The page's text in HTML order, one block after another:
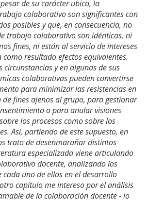
de su carácter ubico, la
colaborativo son significantes con
posibles y que, en consecuencia, no
trabajo colaborativo son idénticas, ni
fines, ni están al servicio de intereses
resultado efectos equivalentes.
y en algunas de sus
colaborativas pueden convertirse
para minimizar las resistencias en
fines ajenos al grupo, para gestionar
o para anular visiones
los procesos como sobre los
Así, partiendo de este supuesto, en
trato de desenmarañar distintos
especializada viene articulando
docente, analizando los
cada uno de ellos en el desarrollo
capítulo me intereso por el análisis
de la colaboración docente - lo